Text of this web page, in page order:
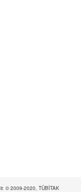
© 2009-2020, TÜBİTAK